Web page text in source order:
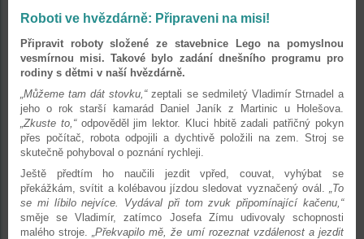
Roboti ve hvězdárně: Připraveni na misi!
Připravit roboty složené ze stavebnice Lego na pomyslnou
vesmírnou misi. Takové bylo zadání dnešního programu pro
rodiny s dětmi v naší hvězdárně.
„Můžeme tam dát stovku,“zeptali se sedmiletý Vladimír Strnadel a
jeho o rok starší kamarád Daniel Janík z Martinic u Holešova.
„Zkuste to,“ odpověděl jim lektor. Kluci hbitě zadali patřičný pokyn
přes počítač, robota odpojili a dychtivě položili na zem. Stroj se
skutečně pohyboval o poznání rychleji.
Ještě předtím ho naučili jezdit vpřed, couvat, vyhýbat se
překážkám, svítit a kolébavou jízdou sledovat vyznačený ovál. „To
se mi líbilo nejvíce. Vydával při tom zvuk připomínající kačenu,“
směje se Vladimír, zatímco Josefa Zímu udivovaly schopnosti
malého stroje. „Překvapilo mě, že umí rozeznat vzdálenost a jezdit